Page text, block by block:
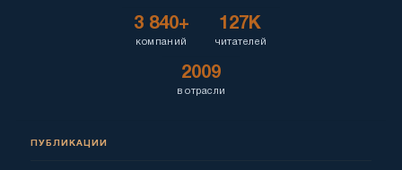
3 840+
компаний
127K
читателей
2009
в отрасли
ПУБЛИКАЦИИ